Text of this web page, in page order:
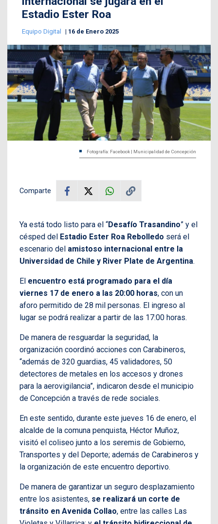
Estadio Ester Roa
Equipo Digital 16 de Enero 2025
Fotografía: Facebook | Municipalidad de Concepción
Comparte
Ya está todo listo para el “Desafío Trasandino” y el
césped del Estadio Ester Roa Rebolledo será el
escenario del amistoso internacional entre la
Universidad de Chile y River Plate de Argentina.
El encuentro está programado para el día
viernes 17 de enero a las 20:00 horas, con un
aforo permitido de 28 mil personas. El ingreso al
lugar se podrá realizar a partir de las 17:00 horas.
De manera de resguardar la seguridad, la
organización coordinó acciones con Carabineros,
“además de 320 guardias, 45 validadores, 50
detectores de metales en los accesos y drones
para la aerovigilancia”, indicaron desde el municipio
de Concepción a través de rede sociales.
En este sentido, durante este jueves 16 de enero, el
alcalde de la comuna penquista, Héctor Muñoz,
visitó el coliseo junto a los seremis de Gobierno,
Transportes y del Deporte; además de Carabineros y
la organización de este encuentro deportivo.
De manera de garantizar un seguro desplazamiento
entre los asistentes, se realizará un corte de
tránsito en Avenida Collao, entre las calles Las